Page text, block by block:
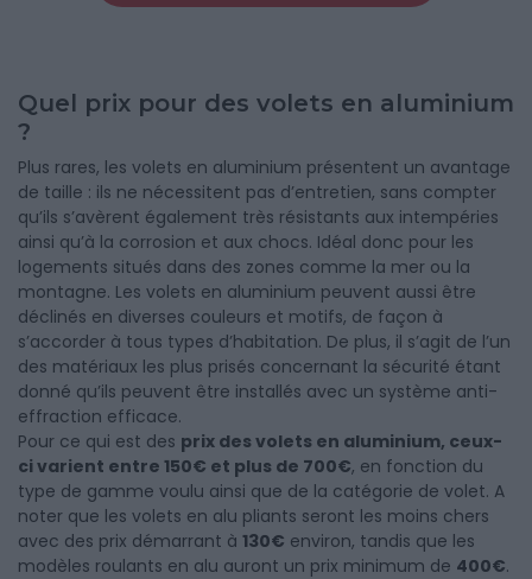
Quel prix pour des volets en aluminium
?
Plus rares, les volets en aluminium présentent un avantage
de taille : ils ne nécessitent pas d’entretien, sans compter
qu’ils s’avèrent également très résistants aux intempéries
ainsi qu’à la corrosion et aux chocs. Idéal donc pour les
logements situés dans des zones comme la mer ou la
montagne. Les volets en aluminium peuvent aussi être
déclinés en diverses couleurs et motifs, de façon à
s’accorder à tous types d’habitation. De plus, il s’agit de l’un
des matériaux les plus prisés concernant la sécurité étant
donné qu’ils peuvent être installés avec un système anti-
effraction efficace.
Pour ce qui est des prix des volets en aluminium, ceux-
ci varient entre 150€ et plus de 700€, en fonction du
type de gamme voulu ainsi que de la catégorie de volet. A
noter que les volets en alu pliants seront les moins chers
avec des prix démarrant à 130€ environ, tandis que les
modèles roulants en alu auront un prix minimum de 400€.